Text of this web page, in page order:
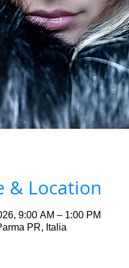
& Location
9:00 AM – 1:00 PM
PR, Italia